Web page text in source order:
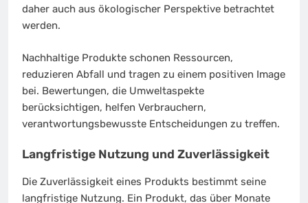
daher auch aus ökologischer Perspektive betrachtet
werden.
Nachhaltige Produkte schonen Ressourcen,
reduzieren Abfall und tragen zu einem positiven Image
bei. Bewertungen, die Umweltaspekte
berücksichtigen, helfen Verbrauchern,
verantwortungsbewusste Entscheidungen zu treffen.
Langfristige Nutzung und Zuverlässigkeit
Die Zuverlässigkeit eines Produkts bestimmt seine
langfristige Nutzung. Ein Produkt, das über Monate